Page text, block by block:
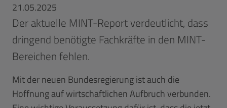
21.05.2025
Der aktuelle MINT-Report verdeutlicht, dass
dringend benötigte Fachkräfte in den MINT-
Bereichen fehlen.
Mit der neuen Bundesregierung ist auch die
Hoffnung auf wirtschaftlichen Aufbruch verbunden.